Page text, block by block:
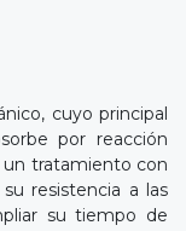
cuyo principal
por reacción
un tratamiento con
resistencia a las
su tiempo de